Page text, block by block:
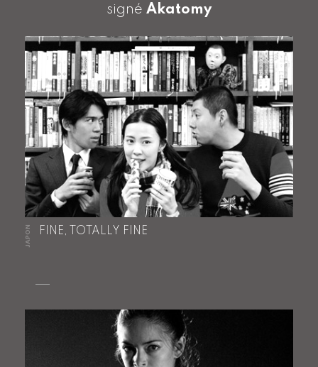
signé Akatomy
JAPON FINE, TOTALLY FINE